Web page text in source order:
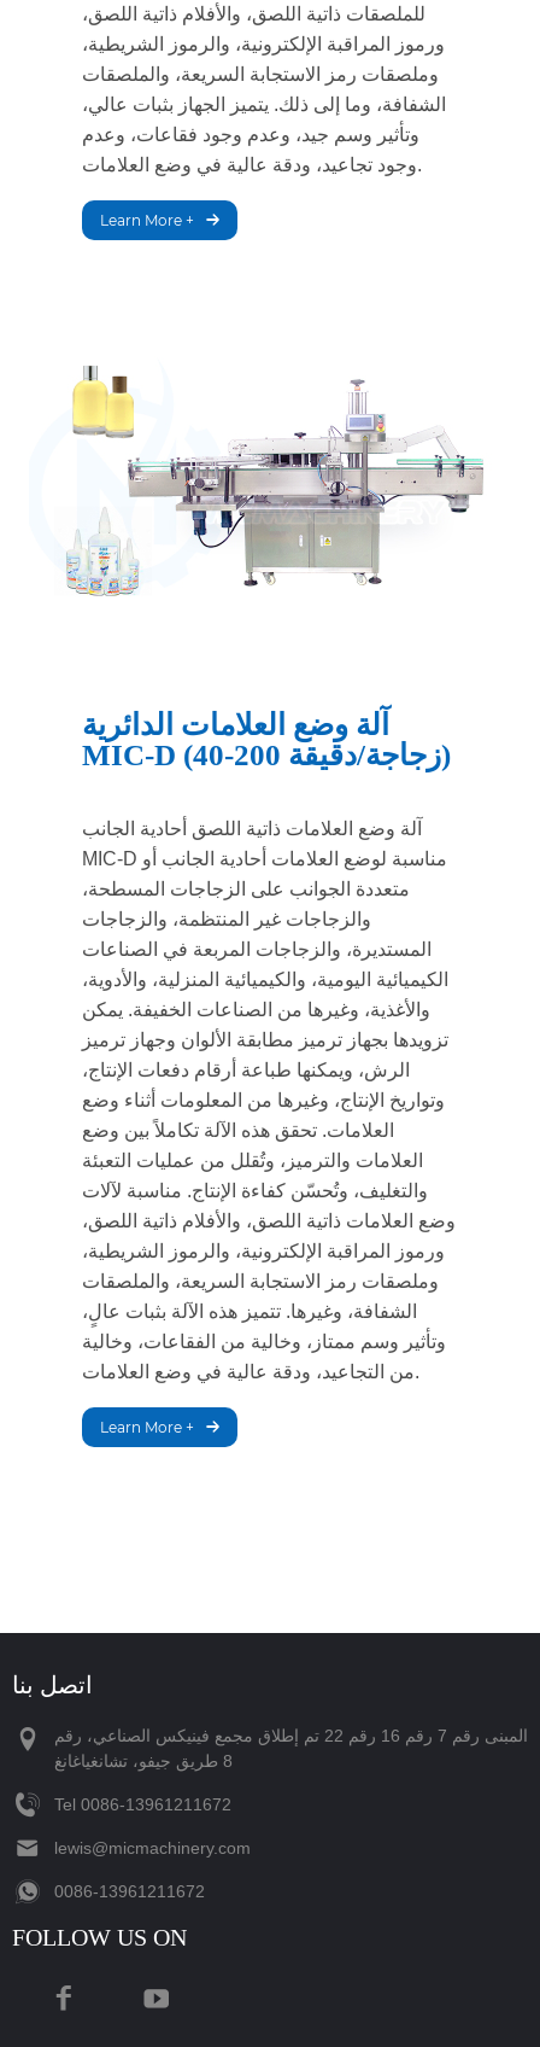
للملصقات ذاتية اللصق، والأفلام ذاتية اللصق،
ورموز المراقبة الإلكترونية، والرموز الشريطية،
وملصقات رمز الاستجابة السريعة، والملصقات
الشفافة، وما إلى ذلك. يتميز الجهاز بثبات عالي،
وتأثير وسم جيد، وعدم وجود فقاعات، وعدم
وجود تجاعيد، ودقة عالية في وضع العلامات.
Learn More +
آلة وضع العلامات الدائرية
MIC-D (40-200 زجاجة/دقيقة)
آلة وضع العلامات ذاتية اللصق أحادية الجانب
MIC-D مناسبة لوضع العلامات أحادية الجانب أو
متعددة الجوانب على الزجاجات المسطحة،
والزجاجات غير المنتظمة، والزجاجات
المستديرة، والزجاجات المربعة في الصناعات
الكيميائية اليومية، والكيميائية المنزلية، والأدوية،
والأغذية، وغيرها من الصناعات الخفيفة. يمكن
تزويدها بجهاز ترميز مطابقة الألوان وجهاز ترميز
الرش، ويمكنها طباعة أرقام دفعات الإنتاج،
وتواريخ الإنتاج، وغيرها من المعلومات أثناء وضع
العلامات. تحقق هذه الآلة تكاملاً بين وضع
العلامات والترميز، وتُقلل من عمليات التعبئة
والتغليف، وتُحسّن كفاءة الإنتاج. مناسبة لآلات
وضع العلامات ذاتية اللصق، والأفلام ذاتية اللصق،
ورموز المراقبة الإلكترونية، والرموز الشريطية،
وملصقات رمز الاستجابة السريعة، والملصقات
الشفافة، وغيرها. تتميز هذه الآلة بثبات عالٍ،
وتأثير وسم ممتاز، وخالية من الفقاعات، وخالية
من التجاعيد، ودقة عالية في وضع العلامات.
Learn More +
اتصل بنا
المبنى رقم 7 رقم 16 رقم 22 تم إطلاق مجمع فينيكس الصناعي، رقم
8 طريق جيفو، تشانغياغانغ
Tel ‪0086-13961211672‬
lewis@micmachinery.com
‪0086-13961211672‬
FOLLOW US ON